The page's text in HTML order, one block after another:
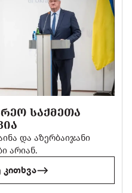
ᲡᲐᲥᲛᲔᲗᲐ
და აზერბაიჯანი
არიან.